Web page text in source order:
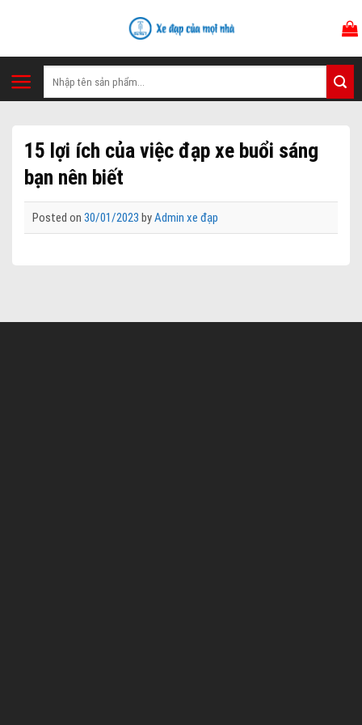
Tìm
kiếm:
15 lợi ích của việc đạp xe buổi sáng
bạn nên biết
Posted on 30/01/2023 byAdmin xe đạp